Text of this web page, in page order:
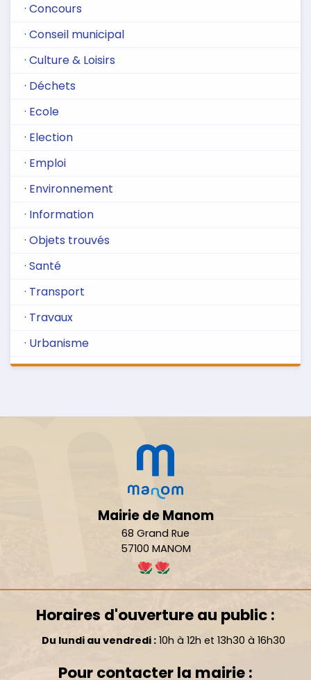
· Concours
· Conseil municipal
· Culture & Loisirs
· Déchets
· Ecole
· Election
· Emploi
· Environnement
· Information
· Objets trouvés
· Santé
· Transport
· Travaux
· Urbanisme
Mairie de Manom
68 Grand Rue
57100 MANOM
Horaires d'ouverture au public :
Du lundi au vendredi :10h à 12h et 13h30 à 16h30
Pour contacter la mairie :